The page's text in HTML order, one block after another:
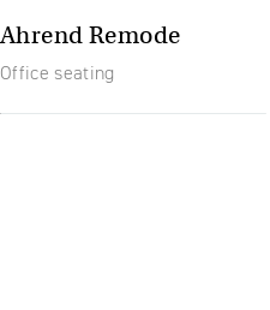
Ahrend Remode
Office seating